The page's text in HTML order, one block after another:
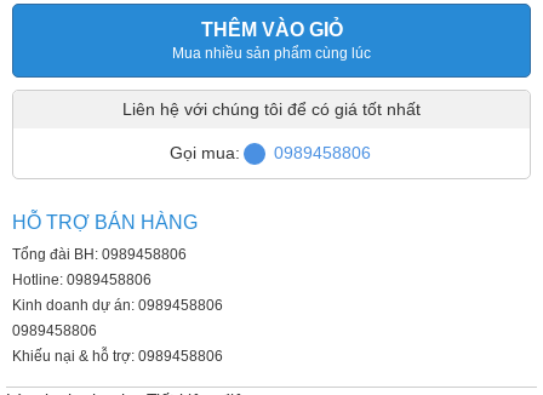
THÊM VÀO GIỎ
Mua nhiều sản phẩm cùng lúc
Liên hệ với chúng tôi để có giá tốt nhất
Gọi mua: 0989458806
HỖ TRỢ BÁN HÀNG
Tổng đài BH: 0989458806
Hotline: 0989458806
Kinh doanh dự án: 0989458806
0989458806
Khiếu nại & hỗ trợ: 0989458806